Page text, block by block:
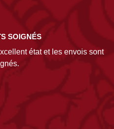
SOIGNÉS
état et les envois sont